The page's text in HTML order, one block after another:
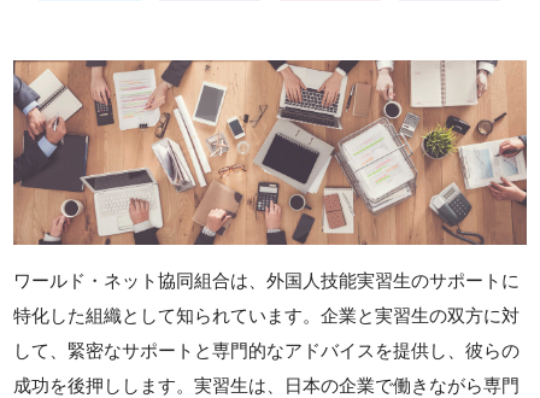
ワールド・ネット協同組合は、外国人技能実習生のサポートに
特化した組織として知られています。企業と実習生の双方に対
して、緊密なサポートと専門的なアドバイスを提供し、彼らの
成功を後押しします。実習生は、日本の企業で働きながら専門